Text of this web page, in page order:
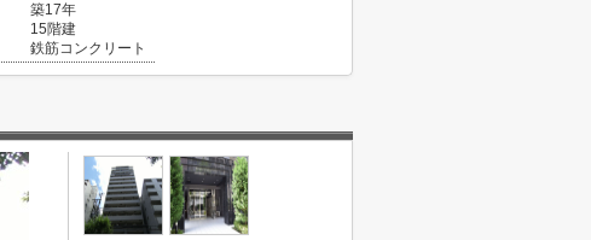
築17年
15階建
鉄筋コンクリート